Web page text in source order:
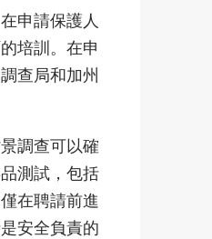
申請保護人
培訓。在申
查局和加州
調查可以確
測試，包括
在聘請前進
安全負責的